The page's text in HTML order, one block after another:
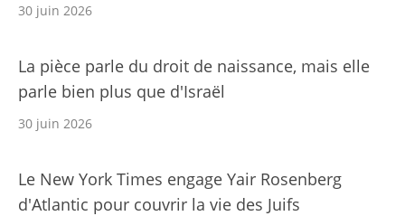
30 juin 2026
La pièce parle du droit de naissance, mais elle
parle bien plus que d'Israël
30 juin 2026
Le New York Times engage Yair Rosenberg
d'Atlantic pour couvrir la vie des Juifs